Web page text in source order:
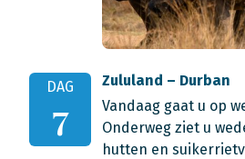
DAG
7
Zululand – Durban
Vandaag gaat u op
Onderweg ziet u
hutten en